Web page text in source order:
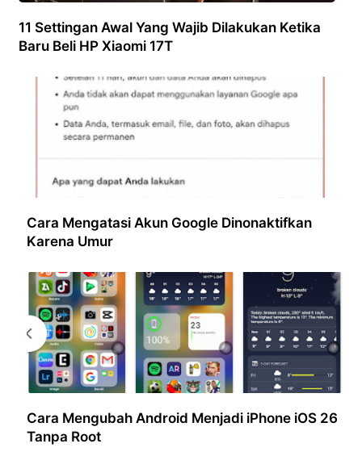
11 Settingan Awal Yang Wajib Dilakukan Ketika
Baru Beli HP Xiaomi 17T
Cara Mengatasi Akun Google Dinonaktifkan
Karena Umur
Cara Mengubah Android Menjadi iPhone iOS 26
Tanpa Root